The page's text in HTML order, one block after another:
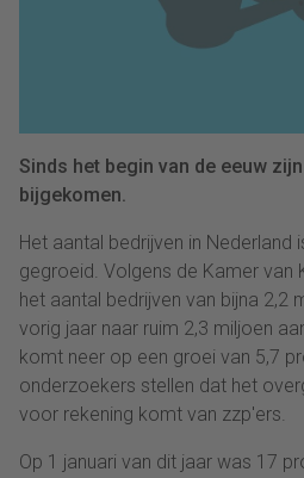
Sinds het begin van de eeuw
bijgekomen.
Het aantal bedrijven in
gegroeid. Volgens de Kamer van
het aantal bedrijven van bijna 2,2
vorig jaar naar ruim 2,3 miljoen
komt neer op een groei van 5,7
onderzoekers stellen dat het
voor rekening komt van zzp'ers.
Op 1 januari van dit jaar was 17